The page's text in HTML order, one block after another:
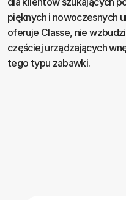
pięknych i nowoczesnych
oferuje Classe, nie
częściej urządzających
tego typu zabawki.